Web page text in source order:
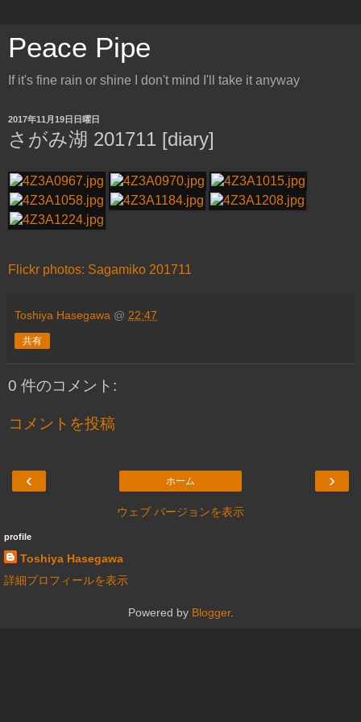
Peace Pipe
If it's fine rain or shine I don't mind I'll take it anyway
2017年11月19日日曜日
さがみ湖 201711 [diary]
Flickr photos: Sagamiko 201711
Toshiya Hasegawa @ 22:47
共有
0 件のコメント:
コメントを投稿
‹ ›
ホーム
ウェブ バージョンを表示
profile
Toshiya Hasegawa
詳細プロフィールを表示
Powered by Blogger.